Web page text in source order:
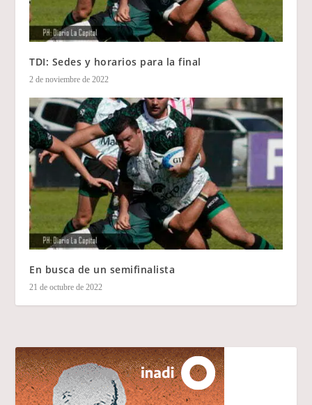
TDI: Sedes y horarios para la final
2 de noviembre de 2022
En busca de un semifinalista
21 de octubre de 2022